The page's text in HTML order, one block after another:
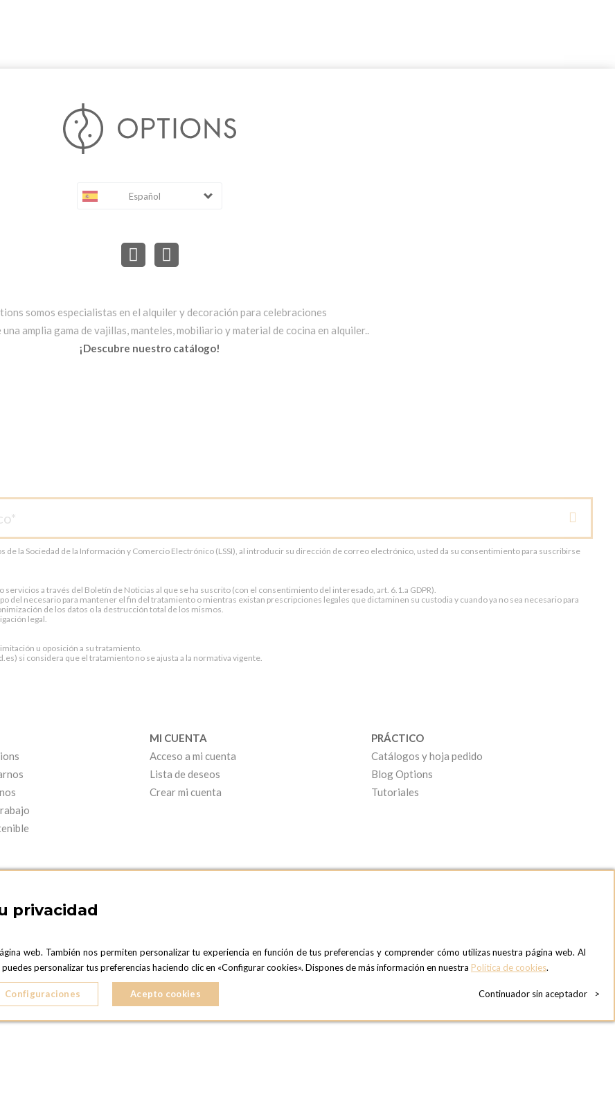
Español
somos especialistas en el alquiler y decoración para celebraciones
una amplia gama de vajillas, manteles, mobiliario y material de cocina en alquiler..
¡Descubre nuestro catálogo!
de la Sociedad de la Información y Comercio Electrónico (LSSI), al introducir su dirección de correo electrónico, usted da su consentimiento para suscribirse
a través del Boletín de Noticias al que se ha suscrito (con el consentimiento del interesado, art. 6.1.a GDPR).
del necesario para mantener el fin del tratamiento o mientras existan prescripciones legales que dictaminen su custodia y cuando ya no sea necesario para
de los datos o la destrucción total de los mismos.
legal.
u oposición a su tratamiento.
si considera que el tratamiento no se ajusta a la normativa vigente.
MI CUENTA
Acceso a mi cuenta
Lista de deseos
Crear mi cuenta
PRÁCTICO
Catálogos y hoja pedido
Blog Options
Tutoriales
SHOWROOM OPTIONS MADRID
C. Lucio Emilio Cándido, 6,
28803 Alcalá de Henares, Madrid
ESPAñA
OPTIONS MADRID SHOWROOM
C/ Bárbara de Braganza, 2
privacidad
web. También nos permiten personalizar tu experiencia en función de tus preferencias y comprender cómo utilizas nuestra página web. Al
personalizar tus preferencias haciendo clic en «Configurar cookies». Dispones de más información en nuestra Política de cookies.
Configuraciones Acepto cookies Continuador sin aceptador >